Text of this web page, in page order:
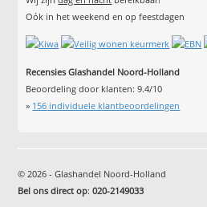
Oók in het weekend en op feestdagen
Recensies Glashandel Noord-Holland
Beoordeling door klanten:9.4/10
» 156 individuele klantbeoordelingen
© 2026 - Glashandel Noord-Holland
Bel ons direct op:020-2149033